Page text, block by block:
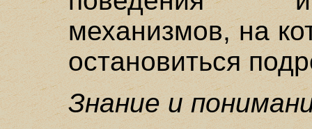
механизмов, на
остановиться
Знание и